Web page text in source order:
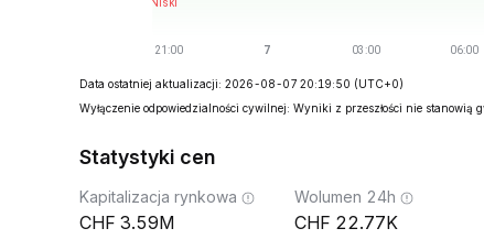
Data ostatniej aktualizacji: 2026-08-07 20:19:50 (UTC+0)
Wyłączenie odpowiedzialności cywilnej: Wyniki z przeszłości nie stanowią
Statystyki cen
Kapitalizacja rynkowa
3.59M
Wolumen 24h
22.77K